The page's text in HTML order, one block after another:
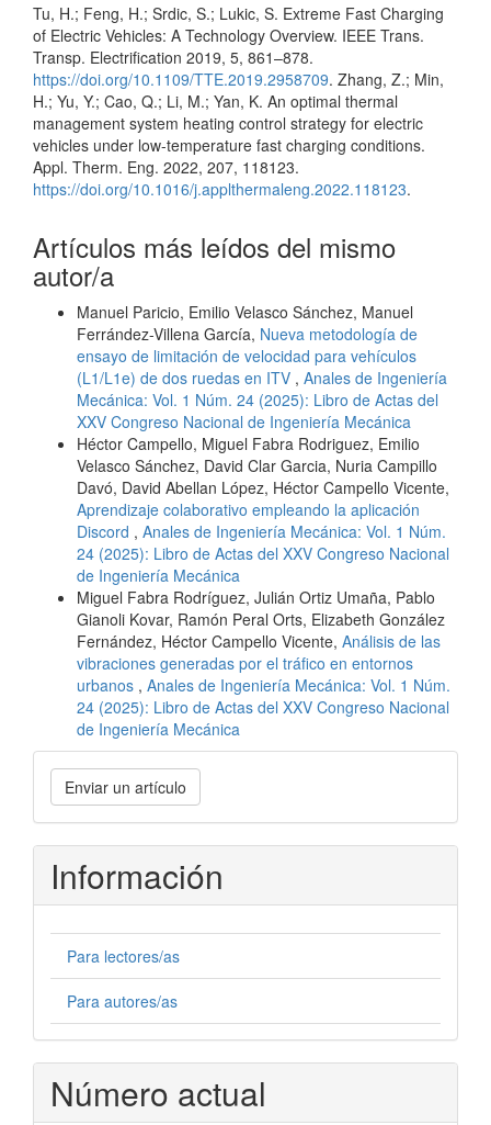
Tu, H.; Feng, H.; Srdic, S.; Lukic, S. Extreme Fast Charging
of Electric Vehicles: A Technology Overview. IEEE Trans.
Transp. Electrification 2019, 5, 861–878.
https://doi.org/10.1109/TTE.2019.2958709. Zhang, Z.; Min,
H.; Yu, Y.; Cao, Q.; Li, M.; Yan, K. An optimal thermal
management system heating control strategy for electric
vehicles under low-temperature fast charging conditions.
Appl. Therm. Eng. 2022, 207, 118123.
https://doi.org/10.1016/j.applthermaleng.2022.118123.
Artículos más leídos del mismo
autor/a
Manuel Paricio, Emilio Velasco Sánchez, Manuel
Ferrández-Villena García, Nueva metodología de
ensayo de limitación de velocidad para vehículos
(L1/L1e) de dos ruedas en ITV , Anales de Ingeniería
Mecánica: Vol. 1 Núm. 24 (2025): Libro de Actas del
XXV Congreso Nacional de Ingeniería Mecánica
Héctor Campello, Miguel Fabra Rodriguez, Emilio
Velasco Sánchez, David Clar Garcia, Nuria Campillo
Davó, David Abellan López, Héctor Campello Vicente,
Aprendizaje colaborativo empleando la aplicación
Discord , Anales de Ingeniería Mecánica: Vol. 1 Núm.
24 (2025): Libro de Actas del XXV Congreso Nacional
de Ingeniería Mecánica
Miguel Fabra Rodríguez, Julián Ortiz Umaña, Pablo
Gianoli Kovar, Ramón Peral Orts, Elizabeth González
Fernández, Héctor Campello Vicente, Análisis de las
vibraciones generadas por el tráfico en entornos
urbanos , Anales de Ingeniería Mecánica: Vol. 1 Núm.
24 (2025): Libro de Actas del XXV Congreso Nacional
de Ingeniería Mecánica
Enviar
un
artículo
Enviar un artículo
Información
Para lectores/as
Para autores/as
Número actual